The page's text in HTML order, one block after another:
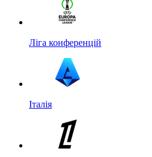
Ліга конференцій
Італія